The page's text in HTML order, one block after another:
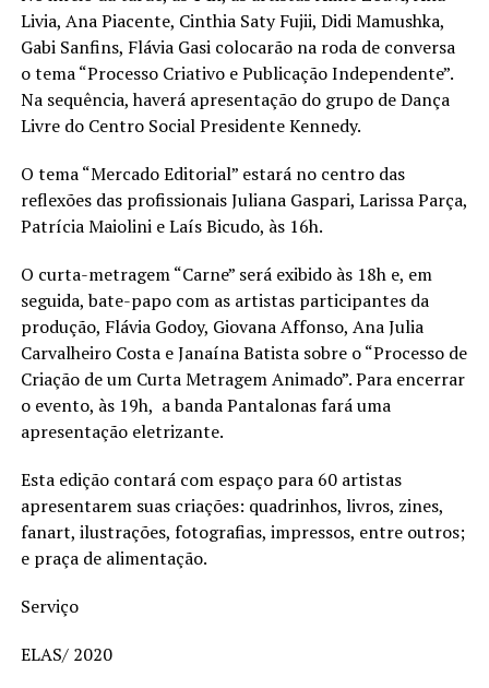
Livia, Ana Piacente, Cinthia Saty Fujii, Didi Mamushka,
Gabi Sanfins, Flávia Gasi colocarão na roda de conversa
o tema “Processo Criativo e Publicação Independente”.
Na sequência, haverá apresentação do grupo de Dança
Livre do Centro Social Presidente Kennedy.
O tema “Mercado Editorial” estará no centro das
reflexões das profissionais Juliana Gaspari, Larissa Parça,
Patrícia Maiolini e Laís Bicudo, às 16h.
O curta-metragem “Carne” será exibido às 18h e, em
seguida, bate-papo com as artistas participantes da
produção, Flávia Godoy, Giovana Affonso, Ana Julia
Carvalheiro Costa e Janaína Batista sobre o “Processo de
Criação de um Curta Metragem Animado”. Para encerrar
o evento, às 19h, a banda Pantalonas fará uma
apresentação eletrizante.
Esta edição contará com espaço para 60 artistas
apresentarem suas criações: quadrinhos, livros, zines,
fanart, ilustrações, fotografias, impressos, entre outros;
e praça de alimentação.
Serviço
ELAS/ 2020